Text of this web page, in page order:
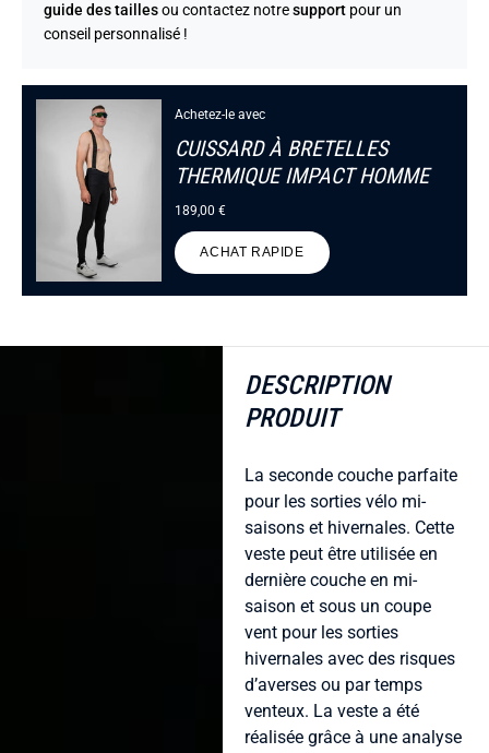
guide des taillesou contactez notresupport pour un
conseil personnalisé !
Achetez-le avec
CUISSARD À BRETELLES
THERMIQUE IMPACT HOMME
189,00 €
ACHAT RAPIDE
DESCRIPTION
PRODUIT
La seconde couche parfaite
pour les sorties vélo mi-
saisons et hivernales. Cette
veste peut être utilisée en
dernière couche en mi-
saison et sous un coupe
vent pour les sorties
hivernales avec des risques
d’averses ou par temps
venteux. La veste a été
réalisée grâce à une analyse